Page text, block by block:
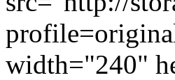
width="240"